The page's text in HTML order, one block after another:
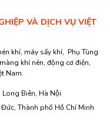
VÀ DỊCH VỤ VIỆT
khí, máy sấy khí, Phụ Tùng
khí nén, động cơ điện,
Nam.
Long Biên, Hà Nội
Thành phố Hồ Chí Minh